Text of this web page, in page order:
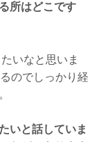
所はどこです
いなと思いま
のでしっかり経
いと話していま